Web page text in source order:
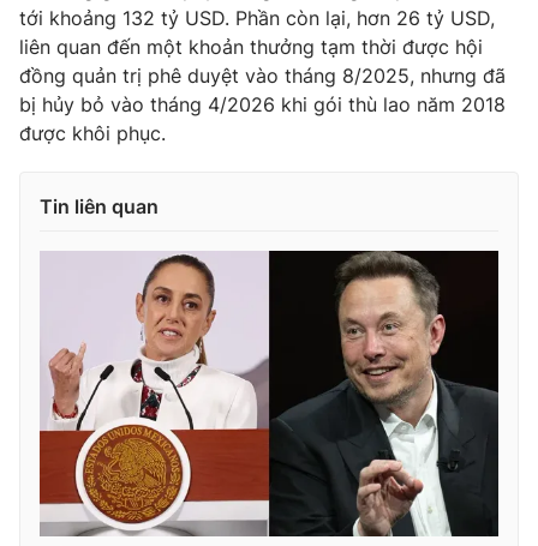
tới khoảng 132 tỷ USD. Phần còn lại, hơn 26 tỷ USD,
liên quan đến một khoản thưởng tạm thời được hội
đồng quản trị phê duyệt vào tháng 8/2025, nhưng đã
bị hủy bỏ vào tháng 4/2026 khi gói thù lao năm 2018
được khôi phục.
Tin liên quan